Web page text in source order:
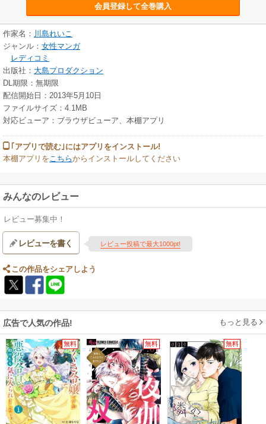
会員登録して全巻購入
作家名： 川島れいこ
ジャンル： 女性マンガ
レディコミ
出版社： 大島プロダクション
DL期限：無期限
配信開始日：2013年5月10日
ファイルサイズ：4.1MB
対応ビューア：ブラウザビューア、本棚アプリ
｢アプリで読む｣にはアプリをインストール!
本棚アプリを こちらからインストールしてください
みんなのレビュー
レビュー募集中！
レビューを書く レビュー投稿で最大1000pt!
この作品をシェアしよう
広告で人気の作品! もっと見る
無料 無料 無料